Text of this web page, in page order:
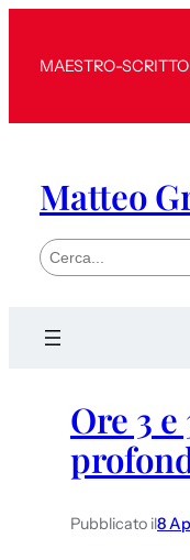
MAESTRO-
Matteo
S
e
Ore 3 e
Pubblicato il8